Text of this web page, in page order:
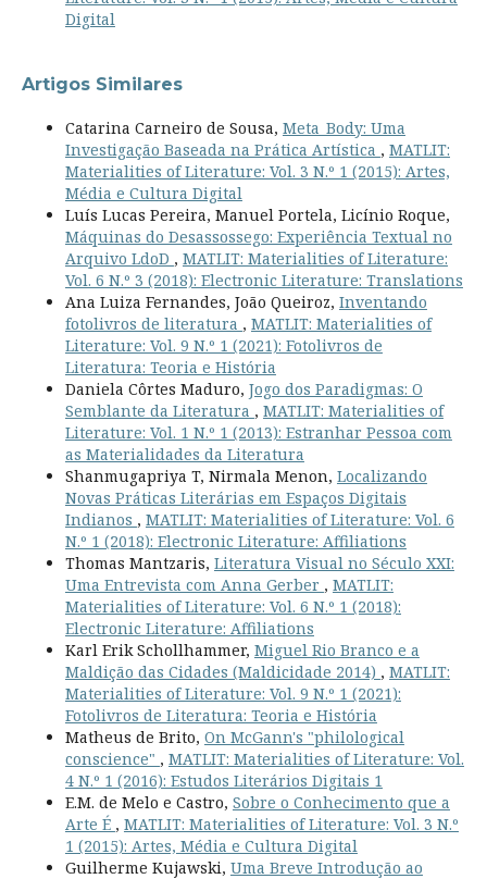
Digital
Artigos Similares
Catarina Carneiro de Sousa, Meta_Body: Uma
Investigação Baseada na Prática Artística , MATLIT:
Materialities of Literature: Vol. 3 N.º 1 (2015): Artes,
Média e Cultura Digital
Luís Lucas Pereira, Manuel Portela, Licínio Roque,
Máquinas do Desassossego: Experiência Textual no
Arquivo LdoD , MATLIT: Materialities of Literature:
Vol. 6 N.º 3 (2018): Electronic Literature: Translations
Ana Luiza Fernandes, João Queiroz, Inventando
fotolivros de literatura , MATLIT: Materialities of
Literature: Vol. 9 N.º 1 (2021): Fotolivros de
Literatura: Teoria e História
Daniela Côrtes Maduro, Jogo dos Paradigmas: O
Semblante da Literatura , MATLIT: Materialities of
Literature: Vol. 1 N.º 1 (2013): Estranhar Pessoa com
as Materialidades da Literatura
Shanmugapriya T, Nirmala Menon, Localizando
Novas Práticas Literárias em Espaços Digitais
Indianos , MATLIT: Materialities of Literature: Vol. 6
N.º 1 (2018): Electronic Literature: Affiliations
Thomas Mantzaris, Literatura Visual no Século XXI:
Uma Entrevista com Anna Gerber , MATLIT:
Materialities of Literature: Vol. 6 N.º 1 (2018):
Electronic Literature: Affiliations
Karl Erik Schollhammer, Miguel Rio Branco e a
Maldição das Cidades (Maldicidade 2014) , MATLIT:
Materialities of Literature: Vol. 9 N.º 1 (2021):
Fotolivros de Literatura: Teoria e História
Matheus de Brito, On McGann's "philological
conscience" , MATLIT: Materialities of Literature: Vol.
4 N.º 1 (2016): Estudos Literários Digitais 1
E.M. de Melo e Castro, Sobre o Conhecimento que a
Arte É , MATLIT: Materialities of Literature: Vol. 3 N.º
1 (2015): Artes, Média e Cultura Digital
Guilherme Kujawski, Uma Breve Introdução ao